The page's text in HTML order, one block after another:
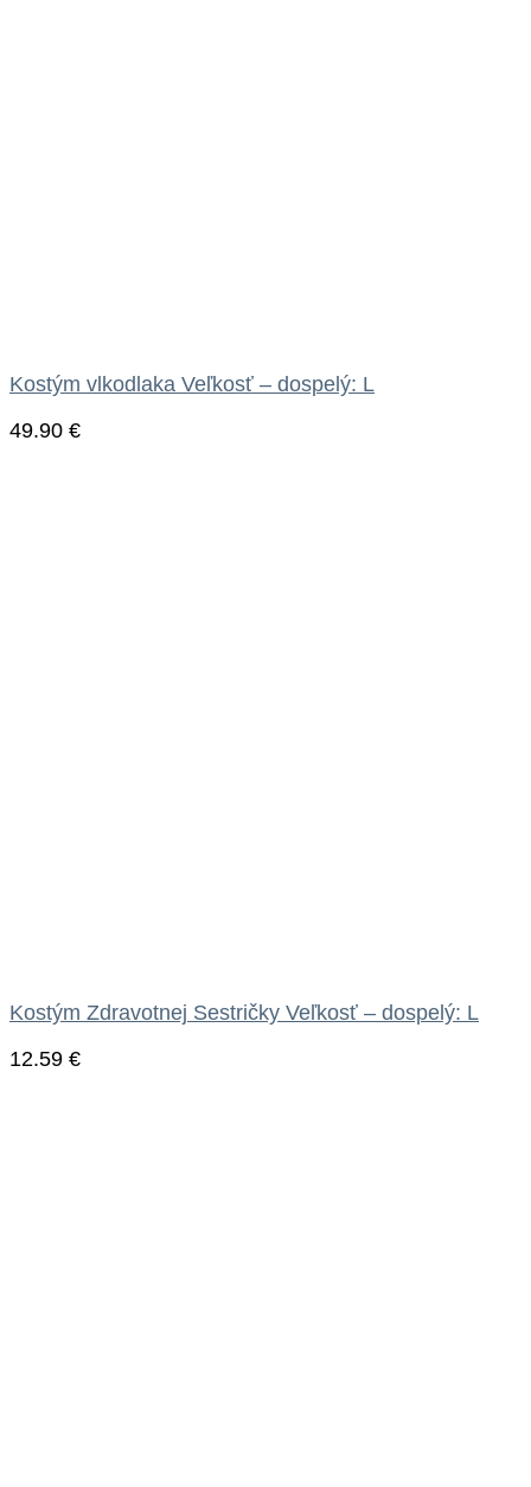
Kostým vlkodlaka Veľkosť – dospelý: L
49.90 €
Kostým Zdravotnej Sestričky Veľkosť – dospelý: L
12.59 €